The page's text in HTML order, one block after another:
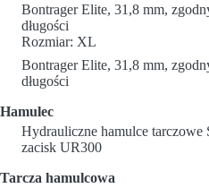
Bontrager Elite, 31,8 mm,
długości
Rozmiar: XL
Bontrager Elite, 31,8 mm,
długości
Hamulec
Hydrauliczne hamulce
zacisk UR300
Tarcza hamulcowa